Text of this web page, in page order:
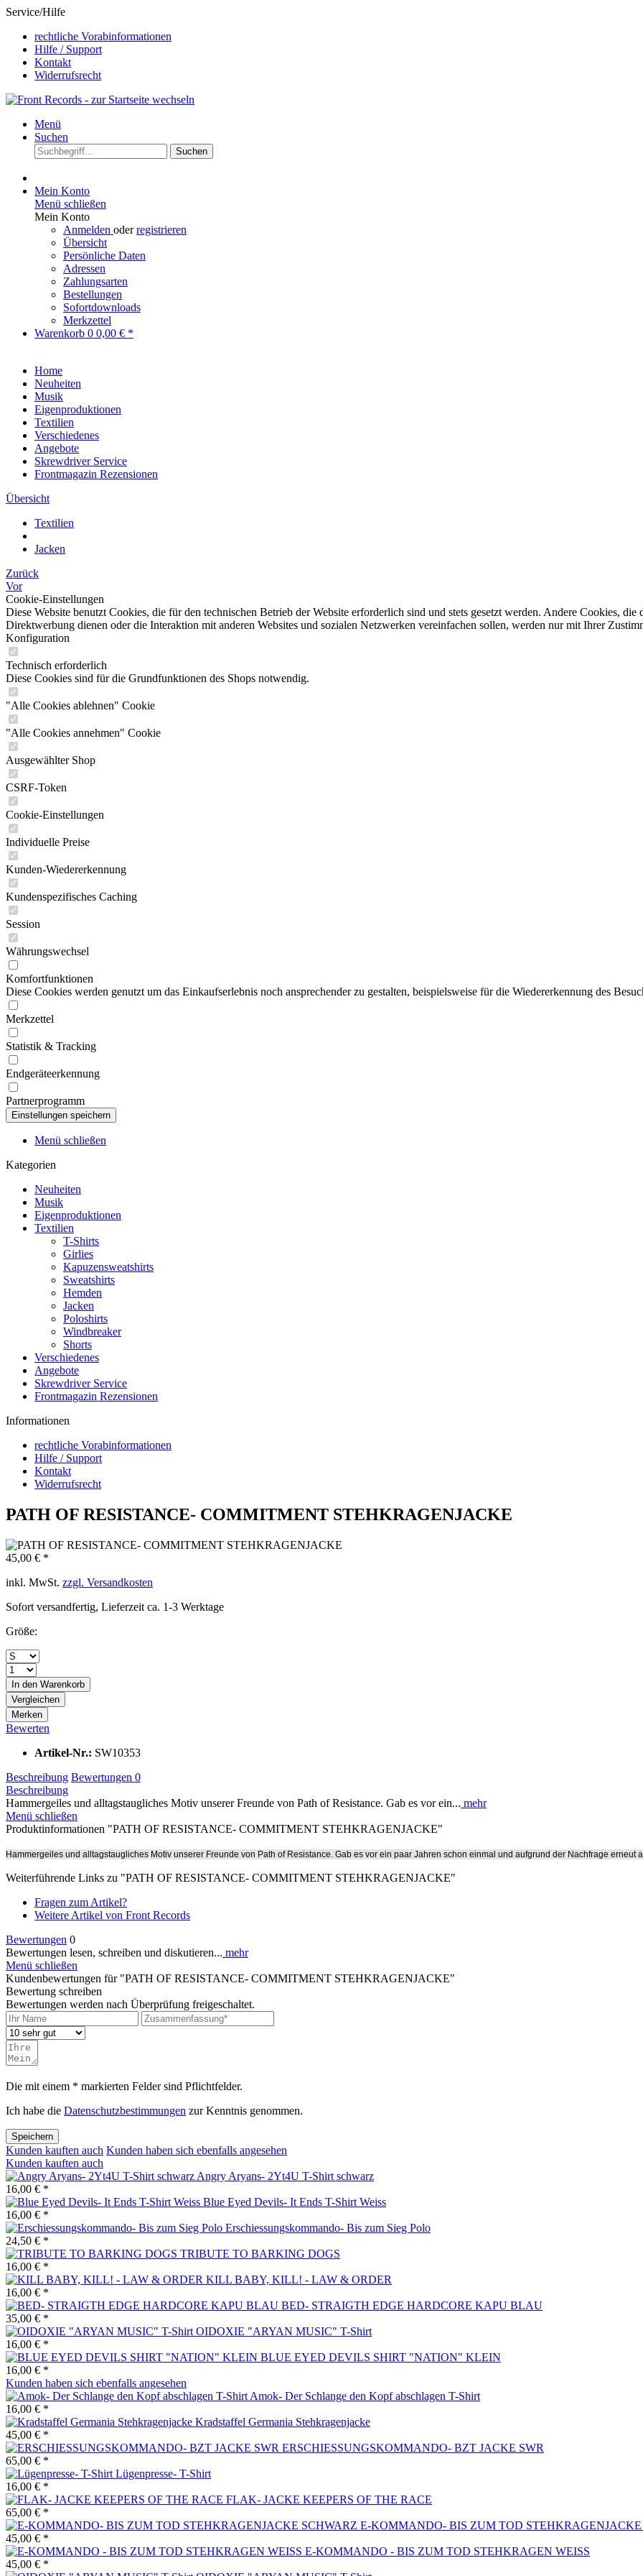
Service/Hilfe
rechtliche Vorabinformationen
Hilfe / Support
Kontakt
Widerrufsrecht
Menü
Suchen
Suchen
Mein Konto
Menü schließen
Mein Konto
Anmelden oderregistrieren
Übersicht
Persönliche Daten
Adressen
Zahlungsarten
Bestellungen
Sofortdownloads
Merkzettel
Warenkorb 0 0,00 € *
Home
Neuheiten
Musik
Eigenproduktionen
Textilien
Verschiedenes
Angebote
Skrewdriver Service
Frontmagazin Rezensionen
Übersicht
Textilien
Jacken
Zurück
Vor
Cookie-Einstellungen
Diese Website benutzt Cookies, die für den technischen Betrieb der Website erforderlich sind und stets gesetzt werden. Andere Cookies,
Direktwerbung dienen oder die Interaktion mit anderen Websites und sozialen Netzwerken vereinfachen sollen, werden nur mit Ihrer
Konfiguration
Technisch erforderlich
Diese Cookies sind für die Grundfunktionen des Shops notwendig.
"Alle Cookies ablehnen" Cookie
"Alle Cookies annehmen" Cookie
Ausgewählter Shop
CSRF-Token
Cookie-Einstellungen
Individuelle Preise
Kunden-Wiedererkennung
Kundenspezifisches Caching
Session
Währungswechsel
Komfortfunktionen
Diese Cookies werden genutzt um das Einkaufserlebnis noch ansprechender zu gestalten, beispielsweise für die Wiedererkennung des
Merkzettel
Statistik & Tracking
Endgeräteerkennung
Partnerprogramm
Menü schließen
Kategorien
Neuheiten
Musik
Eigenproduktionen
Textilien
T-Shirts
Girlies
Kapuzensweatshirts
Sweatshirts
Hemden
Jacken
Poloshirts
Windbreaker
Shorts
Verschiedenes
Angebote
Skrewdriver Service
Frontmagazin Rezensionen
Informationen
rechtliche Vorabinformationen
Hilfe / Support
Kontakt
Widerrufsrecht
PATH OF RESISTANCE- COMMITMENT STEHKRAGENJACKE
45,00 € *
inkl. MwSt. zzgl. Versandkosten
Sofort versandfertig, Lieferzeit ca. 1-3 Werktage
Größe:
In den Warenkorb
Vergleichen
Merken
Bewerten
Artikel-Nr.: SW10353
Beschreibung Bewertungen 0
Beschreibung
Hammergeiles und alltagstaugliches Motiv unserer Freunde von Path of Resistance. Gab es vor ein... mehr
Menü schließen
Produktinformationen "PATH OF RESISTANCE- COMMITMENT STEHKRAGENJACKE"
Hammergeiles und alltagstaugliches Motiv unserer Freunde von Path of Resistance. Gab es vor ein paar Jahren schon einmal und aufgrund der Nachfrage erneut
Weiterführende Links zu "PATH OF RESISTANCE- COMMITMENT STEHKRAGENJACKE"
Fragen zum Artikel?
Weitere Artikel von Front Records
Bewertungen 0
Bewertungen lesen, schreiben und diskutieren... mehr
Menü schließen
Kundenbewertungen für "PATH OF RESISTANCE- COMMITMENT STEHKRAGENJACKE"
Bewertung schreiben
Bewertungen werden nach Überprüfung freigeschaltet.
Die mit einem * markierten Felder sind Pflichtfelder.
Ich habe die Datenschutzbestimmungen zur Kenntnis genommen.
Speichern
Kunden kauften auch Kunden haben sich ebenfalls angesehen
Kunden kauften auch
Angry Aryans- 2Yt4U T-Shirt schwarz
16,00 € *
Blue Eyed Devils- It Ends T-Shirt Weiss
16,00 € *
Erschiessungskommando- Bis zum Sieg Polo
24,50 € *
TRIBUTE TO BARKING DOGS
16,00 € *
KILL BABY, KILL! - LAW & ORDER
16,00 € *
BED- STRAIGTH EDGE HARDCORE KAPU BLAU
35,00 € *
OIDOXIE "ARYAN MUSIC" T-Shirt
16,00 € *
BLUE EYED DEVILS SHIRT "NATION" KLEIN
16,00 € *
Kunden haben sich ebenfalls angesehen
Amok- Der Schlange den Kopf abschlagen T-Shirt
16,00 € *
Kradstaffel Germania Stehkragenjacke
45,00 € *
ERSCHIESSUNGSKOMMANDO- BZT JACKE SWR
65,00 € *
Lügenpresse- T-Shirt
16,00 € *
FLAK- JACKE KEEPERS OF THE RACE
65,00 € *
E-KOMMANDO- BIS ZUM TOD STEHKRAGENJACKE
45,00 € *
E-KOMMANDO - BIS ZUM TOD STEHKRAGEN WEISS
45,00 € *